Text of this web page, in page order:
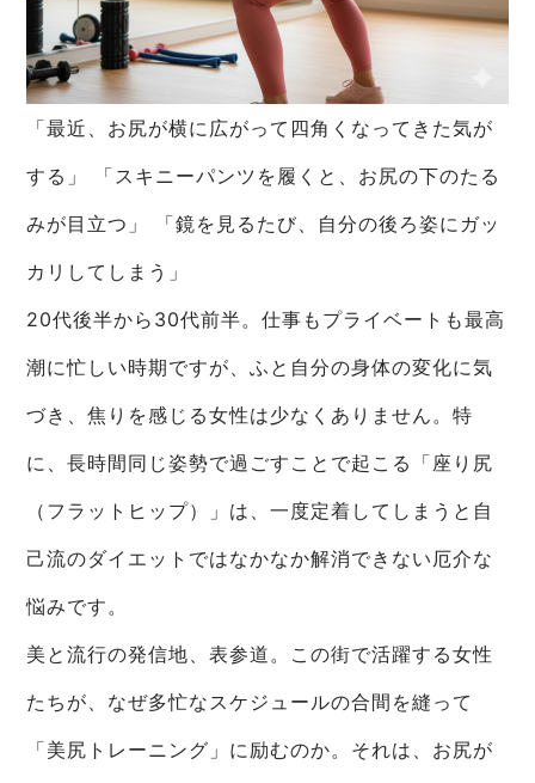
「最近、お尻が横に広がって四角くなってきた気が
する」 「スキニーパンツを履くと、お尻の下のたる
みが目立つ」 「鏡を見るたび、自分の後ろ姿にガッ
カリしてしまう」
20代後半から30代前半。仕事もプライベートも最高
潮に忙しい時期ですが、ふと自分の身体の変化に気
づき、焦りを感じる女性は少なくありません。特
に、長時間同じ姿勢で過ごすことで起こる「座り尻
（フラットヒップ）」は、一度定着してしまうと自
己流のダイエットではなかなか解消できない厄介な
悩みです。
美と流行の発信地、表参道。この街で活躍する女性
たちが、なぜ多忙なスケジュールの合間を縫って
「美尻トレーニング」に励むのか。それは、お尻が